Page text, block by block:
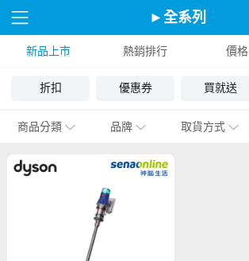
►全系列
新品上市 熱銷排行 價格
折扣 優惠券 買就送
商品分類 品牌 取貨方式